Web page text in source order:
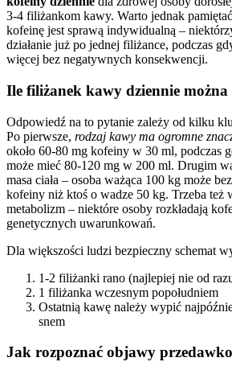
3-4 filiżankom kawy. Warto jednak
kofeinę jest sprawą indywidualną –
działanie już po jednej filiżance, podczas
więcej bez negatywnych konsekwencji.
Ile filiżanek kawy dziennie można
Odpowiedź na to pytanie zależy od kilku
Po pierwsze, rodzaj kawy ma ogromne
około 60-80 mg kofeiny w 30 ml, podczas
może mieć 80-120 mg w 200 ml. Drugim
masa ciała – osoba ważąca 100 kg może
kofeiny niż ktoś o wadze 50 kg. Trzeba też
metabolizm – niektóre osoby rozkładają
genetycznych uwarunkowań.
Dla większości ludzi bezpieczny schemat
1-2 filiżanki rano (najlepiej nie od
1 filiżanka wczesnym popołudniem
Ostatnią kawę należy wypić
snem
Jak rozpoznać objawy